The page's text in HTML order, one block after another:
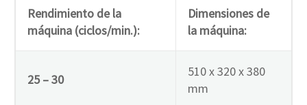
Rendimiento de la
máquina (ciclos/min.):
Dimensiones de
la máquina:
25 – 30
510 x 320 x 380
mm